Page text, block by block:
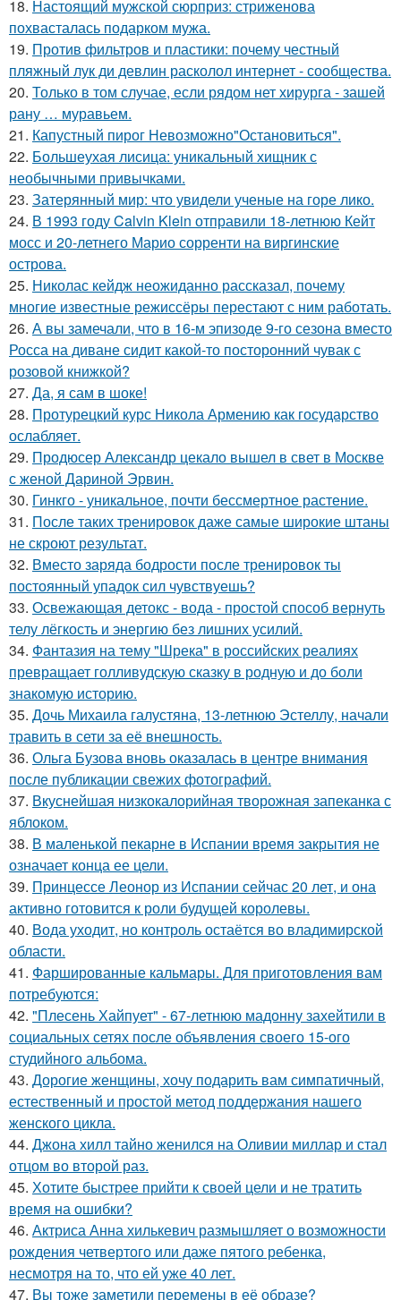
18. Настоящий мужской сюрприз: стриженова
похвасталась подарком мужа.
19. Против фильтров и пластики: почему честный
пляжный лук ди девлин расколол интернет - сообщества.
20. Только в том случае, если рядом нет хирурга - зашей
рану … муравьем.
21. Капустный пирог Невозможно"Остановиться".
22. Большеухая лисица: уникальный хищник с
необычными привычками.
23. Затерянный мир: что увидели ученые на горе лико.
24. В 1993 году Calvin Klein отправили 18-летнюю Кейт
мосс и 20-летнего Марио сорренти на виргинские
острова.
25. Николас кейдж неожиданно рассказал, почему
многие известные режиссёры перестают с ним работать.
26. А вы замечали, что в 16-м эпизоде 9-го сезона вместо
Росса на диване сидит какой-то посторонний чувак с
розовой книжкой?
27. Да, я сам в шоке!
28. Протурецкий курс Никола Армению как государство
ослабляет.
29. Продюсер Александр цекало вышел в свет в Москве
с женой Дариной Эрвин.
30. Гинкго - уникальное, почти бессмертное растение.
31. После таких тренировок даже самые широкие штаны
не скроют результат.
32. Вместо заряда бодрости после тренировок ты
постоянный упадок сил чувствуешь?
33. Освежающая детокс - вода - простой способ вернуть
телу лёгкость и энергию без лишних усилий.
34. Фантазия на тему "Шрека" в российских реалиях
превращает голливудскую сказку в родную и до боли
знакомую историю.
35. Дочь Михаила галустяна, 13-летнюю Эстеллу, начали
травить в сети за её внешность.
36. Ольга Бузова вновь оказалась в центре внимания
после публикации свежих фотографий.
37. Вкуснейшая низкокалорийная творожная запеканка с
яблоком.
38. В маленькой пекарне в Испании время закрытия не
означает конца ее цели.
39. Принцессе Леонор из Испании сейчас 20 лет, и она
активно готовится к роли будущей королевы.
40. Вода уходит, но контроль остаётся во владимирской
области.
41. Фаршированные кальмары. Для приготовления вам
потребуются:
42. "Плесень Хайпует" - 67-летнюю мадонну захейтили в
социальных сетях после объявления своего 15-ого
студийного альбома.
43. Дорогие женщины, хочу подарить вам симпатичный,
естественный и простой метод поддержания нашего
женского цикла.
44. Джона хилл тайно женился на Оливии миллар и стал
отцом во второй раз.
45. Хотите быстрее прийти к своей цели и не тратить
время на ошибки?
46. Актриса Анна хилькевич размышляет о возможности
рождения четвертого или даже пятого ребенка,
несмотря на то, что ей уже 40 лет.
47. Вы тоже заметили перемены в её образе?